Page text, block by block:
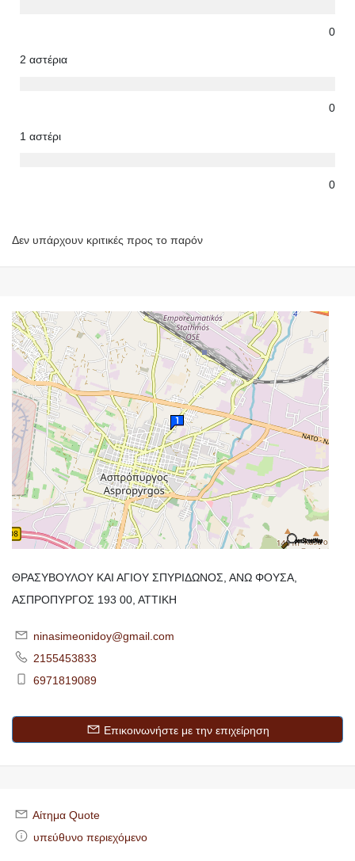
0
2 αστέρια
0
1 αστέρι
0
Δεν υπάρχουν κριτικές προς το παρόν
ΘΡΑΣΥΒΟΥΛΟΥ ΚΑΙ ΑΓΙΟΥ ΣΠΥΡΙΔΩΝΟΣ, ΑΝΩ ΦΟΥΣΑ,
ΑΣΠΡΟΠΥΡΓΟΣ 193 00, ΑΤΤΙΚΗ
ninasimeonidoy@gmail.com
2155453833
6971819089
Επικοινωνήστε με την επιχείρηση
Αίτημα Quote
υπεύθυνο περιεχόμενο